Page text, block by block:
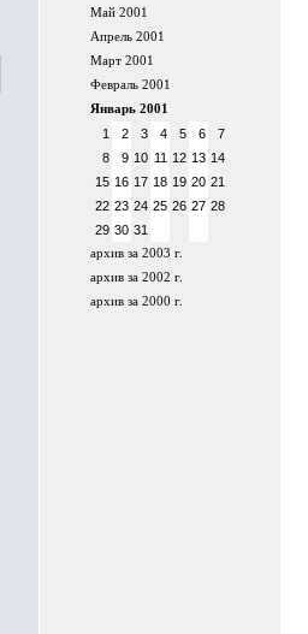
Май 2001
Апрель 2001
Март 2001
Февраль 2001
Январь 2001
1 2 3 4 5 6
7
8
9 10 11 12 13 14
15 16 17 18 19 20 21
22 23 24 25 26 27 28
29 30 31
архив за 2003 г.
архив за 2002 г.
архив за 2000 г.